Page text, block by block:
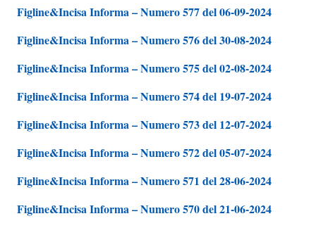
Figline&Incisa Informa – Numero 577 del 06-09-2024
Figline&Incisa Informa – Numero 576 del 30-08-2024
Figline&Incisa Informa – Numero 575 del 02-08-2024
Figline&Incisa Informa – Numero 574 del 19-07-2024
Figline&Incisa Informa – Numero 573 del 12-07-2024
Figline&Incisa Informa – Numero 572 del 05-07-2024
Figline&Incisa Informa – Numero 571 del 28-06-2024
Figline&Incisa Informa – Numero 570 del 21-06-2024